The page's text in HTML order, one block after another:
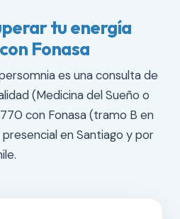
tu energía
Fonasa
es una consulta de
(Medicina del Sueño o
con Fonasa (tramo B en
en Santiago y por